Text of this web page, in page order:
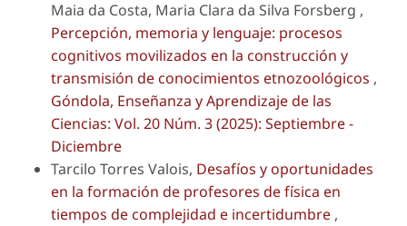
Maia da Costa, Maria Clara da Silva Forsberg ,
Percepción, memoria y lenguaje: procesos
cognitivos movilizados en la construcción y
transmisión de conocimientos etnozoológicos ,
Góndola, Enseñanza y Aprendizaje de las
Ciencias: Vol. 20 Núm. 3 (2025): Septiembre -
Diciembre
Tarcilo Torres Valois, Desafíos y oportunidades
en la formación de profesores de física en
tiempos de complejidad e incertidumbre ,